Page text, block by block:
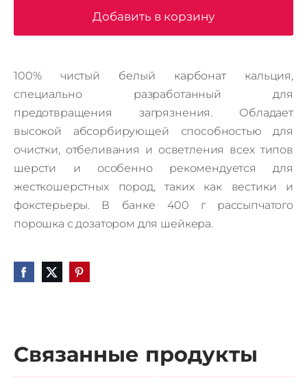
Добавить в корзину
100% чистый белый карбонат кальция,
специально разработанный для
предотвращения загрязнения.
Обладает
высокой абсорбирующей способностью для
очистки, отбеливания и осветления всех типов
шерсти и особенно рекомендуется для
жесткошерстных пород, таких как вестики и
фокстерьеры.
В банке 400 г рассыпчатого
порошка с дозатором для шейкера.
Связанные продукты